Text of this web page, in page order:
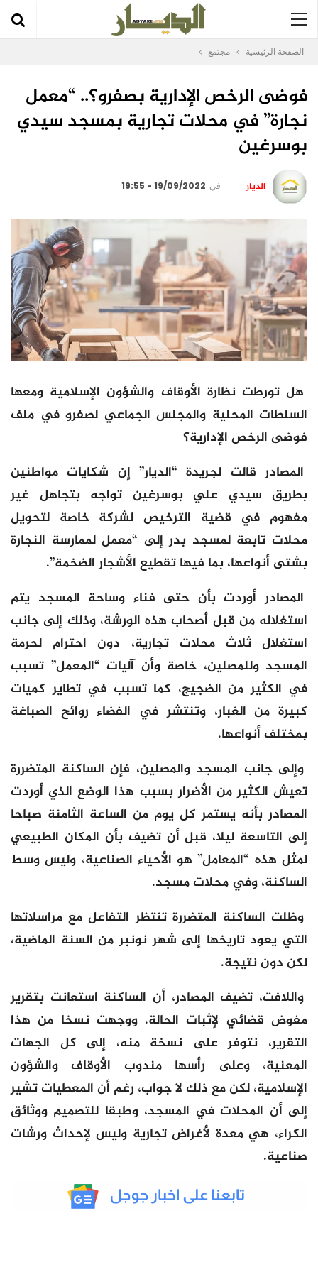
الصفحة الرئيسية مجتمع
فوضى الرخص الإدارية بصفرو؟.. “معمل
نجارة” في محلات تجارية بمسجد سيدي
بوسرغين
الديار في 19/09/2022 - 19:55
هل تورطت نظارة الأوقاف والشؤون الإسلامية ومعها
السلطات المحلية والمجلس الجماعي لصفرو في ملف
فوضى الرخص الإدارية؟
المصادر قالت لجريدة “الديار” إن شكايات مواطنين
بطريق سيدي علي بوسرغين تواجه بتجاهل غير
مفهوم في قضية الترخيص لشركة خاصة لتحويل
محلات تابعة لمسجد بدر إلى “معمل لممارسة النجارة
بشتى أنواعها، بما فيها تقطيع الأشجار الضخمة”.
المصادر أوردت بأن حتى فناء وساحة المسجد يتم
استغلاله من قبل أصحاب هذه الورشة، وذلك إلى جانب
استغلال ثلاث محلات تجارية، دون احترام لحرمة
المسجد وللمصلين، خاصة وأن آليات “المعمل” تسبب
في الكثير من الضجيج، كما تسبب في تطاير كميات
كبيرة من الغبار، وتنتشر في الفضاء روائح الصباغة
بمختلف أنواعها.
وإلى جانب المسجد والمصلين، فإن الساكنة المتضررة
تعيش الكثير من الأضرار بسبب هذا الوضع الذي أوردت
المصادر بأنه يستمر كل يوم من الساعة الثامنة صباحا
إلى التاسعة ليلا، قبل أن تضيف بأن المكان الطبيعي
لمثل هذه “المعامل” هو الأحياء الصناعية، وليس وسط
الساكنة، وفي محلات مسجد.
وظلت الساكنة المتضررة تنتظر التفاعل مع مراسلاتها
التي يعود تاريخها إلى شهر نونبر من السنة الماضية،
لكن دون نتيجة.
واللافت، تضيف المصادر، أن الساكنة استعانت بتقرير
مفوض قضائي لإثبات الحالة. ووجهت نسخا من هذا
التقرير، نتوفر على نسخة منه، إلى كل الجهات
المعنية، وعلى رأسها مندوب الأوقاف والشؤون
الإسلامية، لكن مع ذلك لا جواب، رغم أن المعطيات تشير
إلى أن المحلات في المسجد، وطبقا للتصميم ووثائق
الكراء، هي معدة لأغراض تجارية وليس لإحداث ورشات
صناعية.